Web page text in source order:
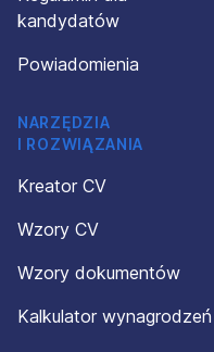
kandydatów
Powiadomienia
NARZĘDZIA
I ROZWIĄZANIA
Kreator CV
Wzory CV
Wzory dokumentów
Kalkulator wynagrodzeń